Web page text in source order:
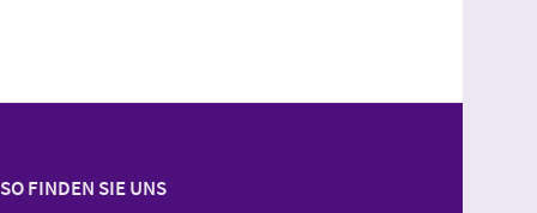
SO FINDEN SIE UNS